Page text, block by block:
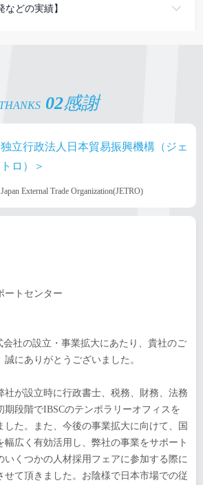
などの実績】
THANKS 02感謝
ートセンター
社の設立・事業拡大にあたり、貴社のご
にありがとうございました。
が設立時に行政書士、税務、財務、法務
期段階でIBSCのテンポラリーオフィスを
した。また、今後の事業拡大に向けて、国
幅広く有効活用し、弊社の事業をサポート
いくつかの人材採用フェアに参加する際に
せて頂きました。お陰様で日本市場での従
独立行政法人日本貿易振興機構（ジェ
トロ）＞
Japan External Trade Organization(JETRO)